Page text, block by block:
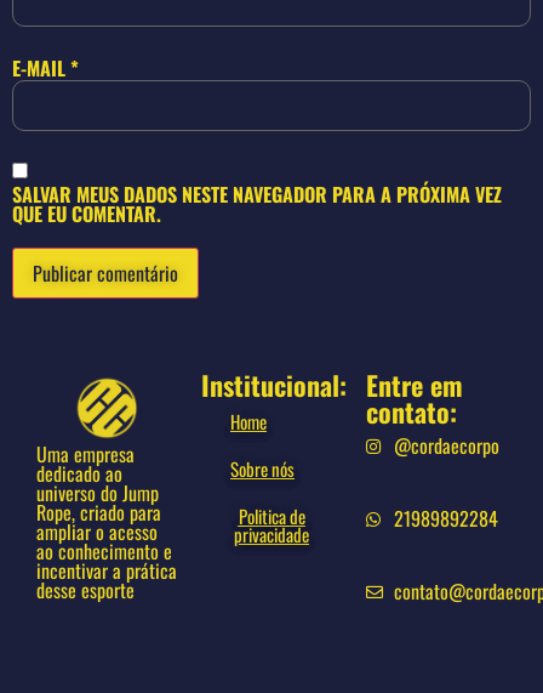
E-MAIL*
SALVAR MEUS DADOS NESTE NAVEGADOR PARA A PRÓXIMA VEZ
QUE EU COMENTAR.
Uma empresa
dedicado ao
universo do Jump
Rope, criado para
ampliar o acesso
ao conhecimento e
incentivar a prática
desse esporte
Institucional:
Home
Sobre nós
Politica de
privacidade
Entre em
contato:
@cordaecorpo
21989892284